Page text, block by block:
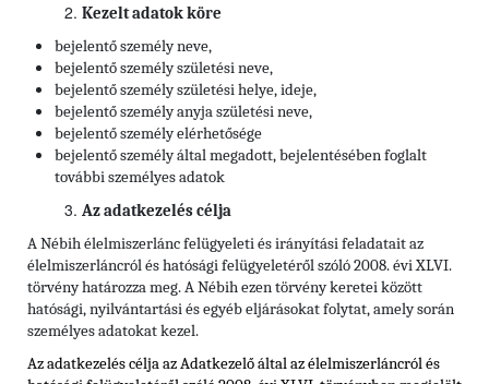
Kezelt adatok köre
bejelentő személy neve,
bejelentő személy születési neve,
bejelentő személy születési helye, ideje,
bejelentő személy anyja születési neve,
bejelentő személy elérhetősége
bejelentő személy által megadott, bejelentésében foglalt
további személyes adatok
Az adatkezelés célja
A Nébih élelmiszerlánc felügyeleti és irányítási feladatait az
élelmiszerláncról és hatósági felügyeletéről szóló 2008. évi XLVI.
törvény határozza meg. A Nébih ezen törvény keretei között
hatósági, nyilvántartási és egyéb eljárásokat folytat, amely során
személyes adatokat kezel.
Az adatkezelés célja az Adatkezelő által az élelmiszerláncról és